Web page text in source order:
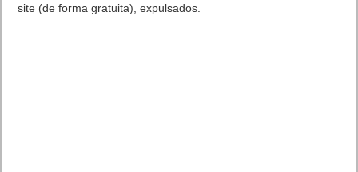
site (de forma gratuita), expulsados.